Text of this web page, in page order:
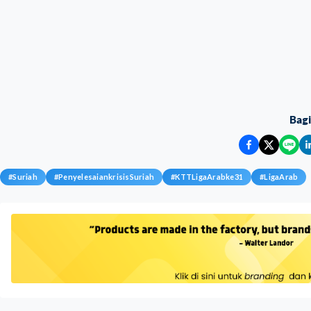
#Suriah #PenyelesaiankrisisSuriah #KTTLigaArabke31 #LigaArab